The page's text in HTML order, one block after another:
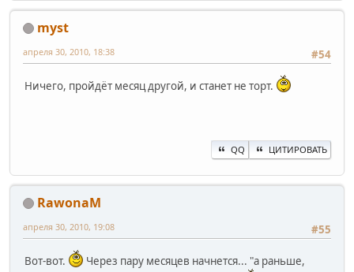
myst
#54
апреля 30, 2010, 18:38
Ничего, пройдёт месяц другой, и станет не торт.
QQ ЦИТИРОВАТЬ
RawonaM
#55
апреля 30, 2010, 19:08
Вот-вот.
Через пару месяцев начнется... "а раньше,